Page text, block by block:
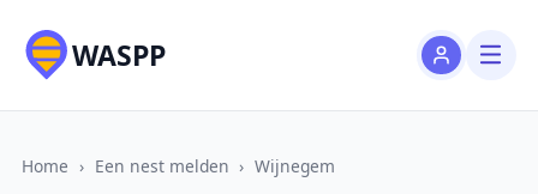
WASPP
Home › Een nest melden › Wijnegem